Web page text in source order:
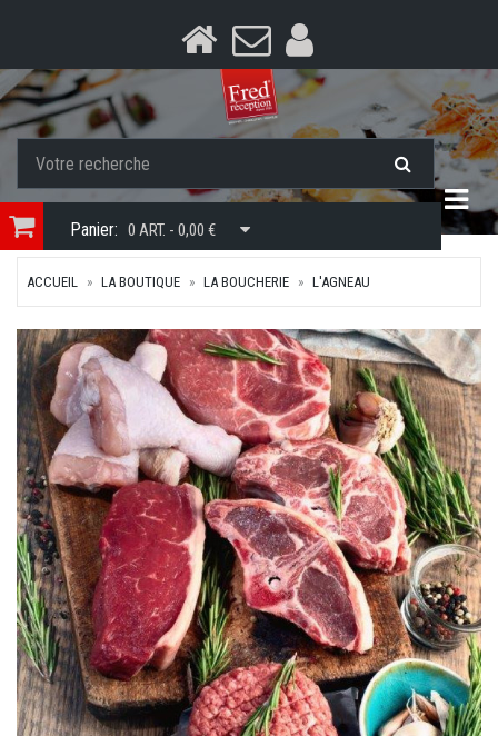
Panier: 0 ART. - 0,00 €
ACCUEIL LA BOUTIQUE LA BOUCHERIE L'AGNEAU